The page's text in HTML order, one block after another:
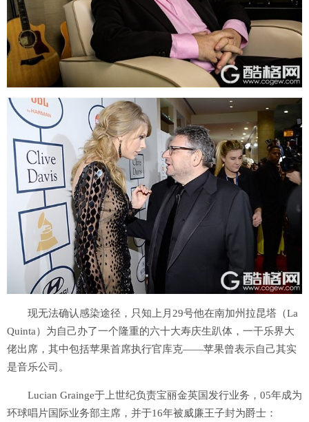
现无法确认感染途径，只知上月29号他在南加州拉昆塔（La
Quinta）为自己办了一个隆重的六十大寿庆生趴体，一干乐界大
佬出席，其中包括苹果首席执行官库克——苹果曾表示自己其实
是音乐公司。
Lucian Grainge于上世纪负责宝丽金英国发行业务，05年成为
环球唱片国际业务部主席，并于16年被威廉王子封为爵士：